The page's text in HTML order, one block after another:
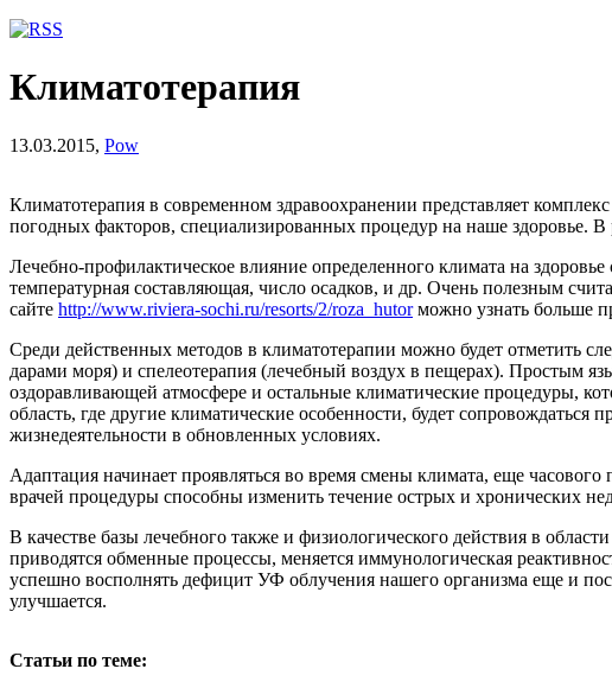
Климатотерапия
13.03.2015, Pow
Климатотерапия в современном здравоохранении представляет
погодных факторов, специализированных процедур на наше здоровье.
Лечебно-профилактическое влияние определенного климата на
температурная составляющая, число осадков, и др. Очень полезным
сайте http://www.riviera-sochi.ru/resorts/2/roza_hutorможно узнать больше
Среди действенных методов в климатотерапии можно будет отметить
дарами моря) и спелеотерапия (лечебный воздух в пещерах). Простым
оздоравливающей атмосфере и остальные климатические процедуры,
область, где другие климатические особенности, будет
жизнедеятельности в обновленных условиях.
Адаптация начинает проявляться во время смены климата, еще
врачей процедуры способны изменить течение острых и хронических
В качестве базы лечебного также и физиологического действия в
приводятся обменные процессы, меняется иммунологическая
успешно восполнять дефицит УФ облучения нашего организма еще и
улучшается.
Статьи по теме: